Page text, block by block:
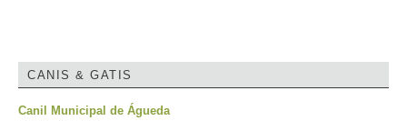
CANIS & GATIS
Canil Municipal de Águeda